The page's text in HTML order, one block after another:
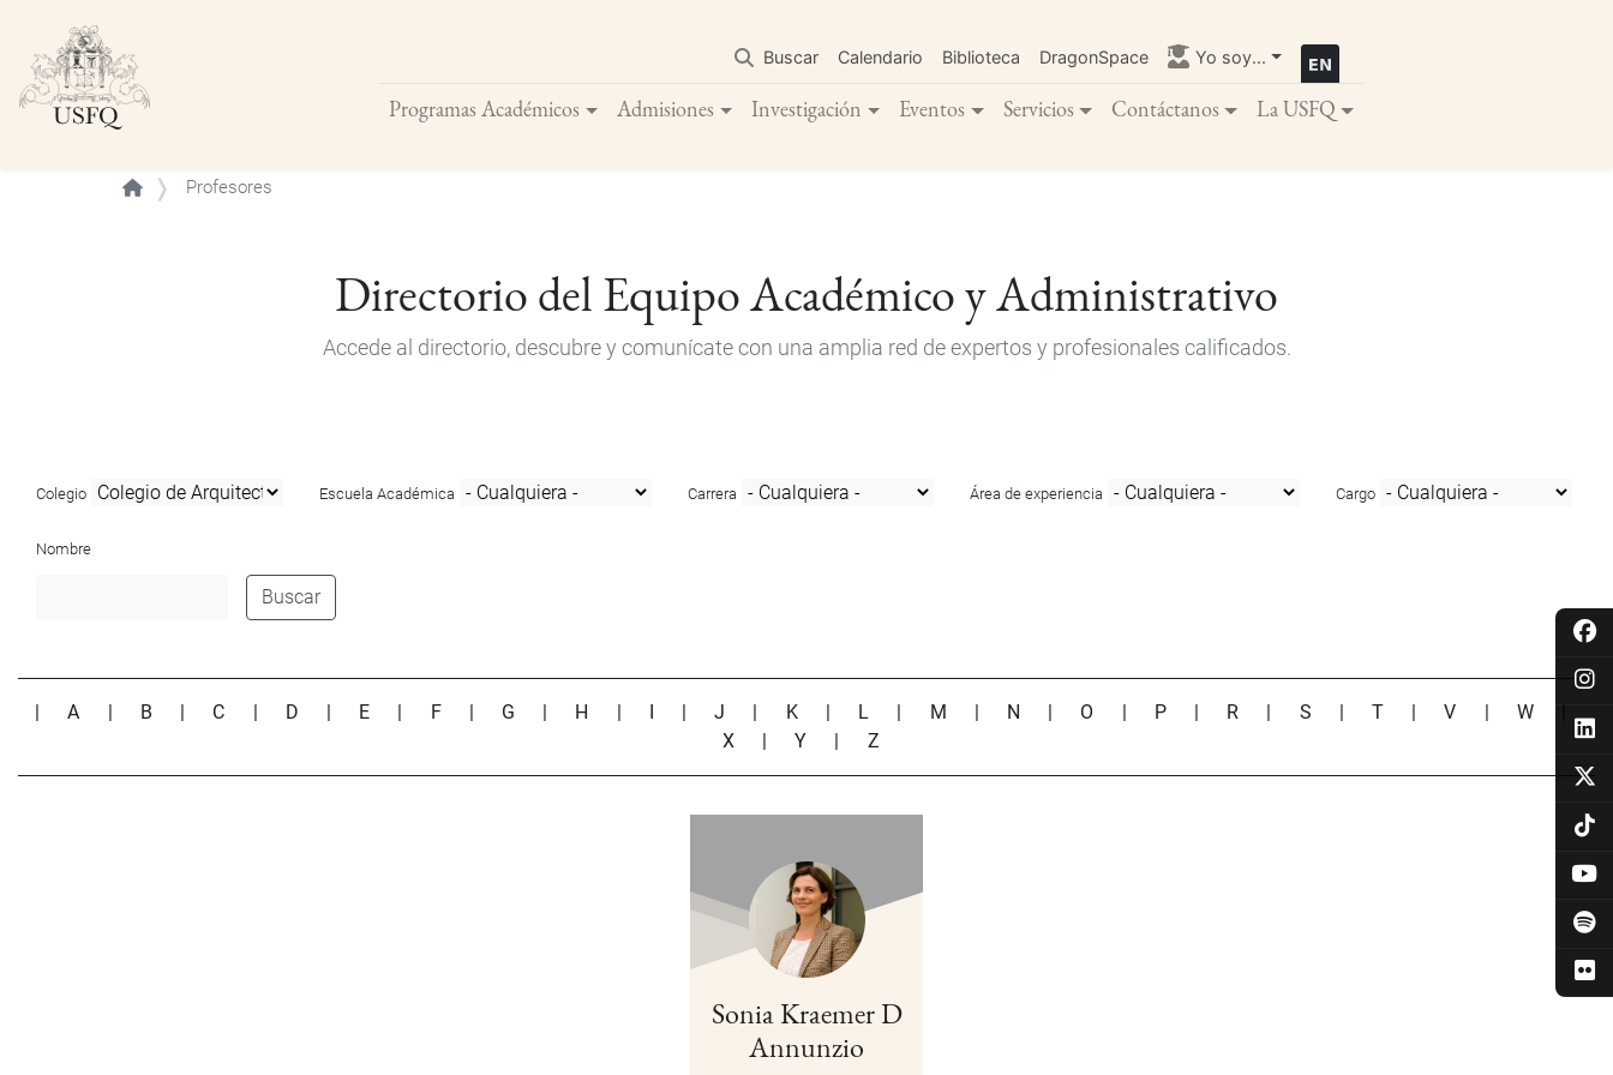
contenido
principal
Buscar Calendario Biblioteca DragonSpace Yo soy...
Programas Académicos Admisiones Investigación Eventos Servicios Contáctanos La USFQ
Buscar
Profesores
Directorio del Equipo Académico y Administrativo
Accede al directorio, descubre y comunícate con una amplia red de expertos y profesionales calificados.
Colegio Escuela Académica Carrera Área de experiencia Cargo
Nombre
Buscar
|A B C D E F G H |J K L M N O P R S |T |V W
|
X
|Y Z
Sonia Kraemer D
Annunzio